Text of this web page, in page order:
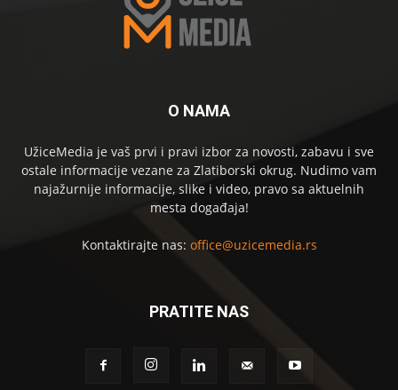
O NAMA
UžiceMedia je vaš prvi i pravi izbor za novosti, zabavu i sve
ostale informacije vezane za Zlatiborski okrug. Nudimo vam
najažurnije informacije, slike i video, pravo sa aktuelnih
mesta događaja!
Kontaktirajte nas: office@uzicemedia.rs
PRATITE NAS